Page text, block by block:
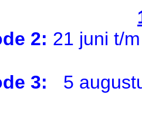
2: 21 juni t/
3: 5